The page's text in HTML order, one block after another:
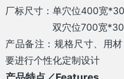
厂标尺寸：单穴位400宽
双穴位700宽*300高
产品备注：规格尺寸、用
要进行个性化定制设计